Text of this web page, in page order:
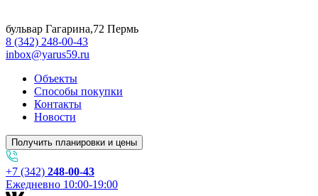
бульвар Гагарина,72 Пермь
8 (342) 248-00-43
inbox@yarus59.ru
Объекты
Способы покупки
Контакты
Новости
Получить планировки и цены
+7 (342) 248-00-43
Ежедневно 10:00-19:00